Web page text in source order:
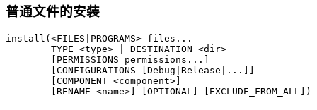
普通文件的安装
install(<FILES|PROGRAMS> files...
        TYPE <type> | DESTINATION <dir>
        [PERMISSIONS permissions...]
        [CONFIGURATIONS [Debug|Release|...]]
        [COMPONENT <component>]